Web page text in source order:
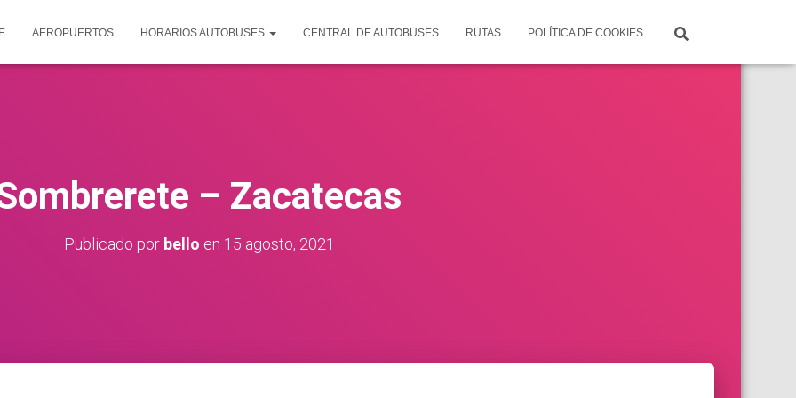
AEROPUERTOS HORARIOS AUTOBUSES CENTRAL DE AUTOBUSES RUTAS POLÍTICA DE COOKIES
– Zacatecas
Publicado por bello en 15 agosto, 2021